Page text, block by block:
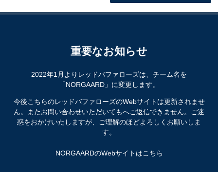
重要なお知らせ
2022年1月よりレッドバファローズは、チーム名を
「NORGAARD」に変更します。
今後こちらのレッドバファローズのWebサイトは更新されませ
ん。またお問い合わせいただいてもへご返信できません。ご迷
惑をおかけいたしますが、ご理解のほどよろしくお願いしま
す。
NORGAARDのWebサイトはこちら